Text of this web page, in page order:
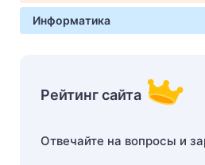
Информатика
Рейтинг сайта
Отвечайте на вопросы и